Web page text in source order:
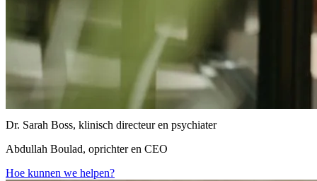
Dr. Sarah Boss, klinisch directeur en psychiater
Abdullah Boulad, oprichter en CEO
Hoe kunnen we helpen?